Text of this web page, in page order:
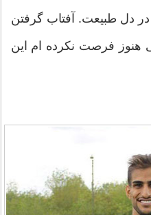
دل طبیعت. آفتاب گرفتن
هنوز فرصت نکرده ام این